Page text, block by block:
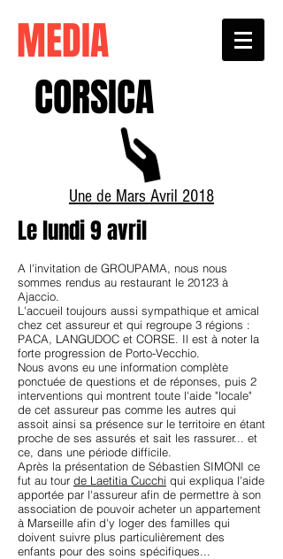
MEDIA
CORSICA
Une de Mars Avril 2018
Le lundi 9 avril
A l'invitation de GROUPAMA, nous nous
sommes rendus au restaurant le 20123 à
Ajaccio.
L'accueil toujours aussi sympathique et amical
chez cet assureur et qui regroupe 3 régions :
PACA, LANGUDOC et CORSE. Il est à noter la
forte progression de Porto-Vecchio.
Nous avons eu une information complète
ponctuée de questions et de réponses, puis 2
interventions qui montrent toute l'aide "locale"
de cet assureur pas comme les autres qui
assoit ainsi sa présence sur le territoire en étant
proche de ses assurés et sait les rassurer... et
ce, dans une période difficile.
Après la présentation de Sébastien SIMONI ce
fut au tour de Laetitia Cucchi qui expliqua l'aide
apportée par l'assureur afin de permettre à son
association de pouvoir acheter un appartement
à Marseille afin d'y loger des familles qui
doivent suivre plus particulièrement des
enfants pour des soins spécifiques...